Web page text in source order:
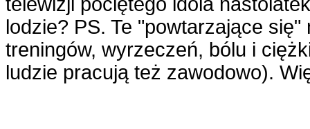
lodzie? PS. Te "powtarzające
treningów, wyrzeczeń, bólu i
ludzie pracują też zawodowo).